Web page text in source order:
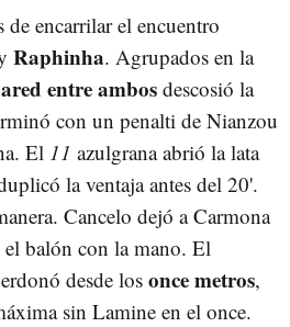
encarrilar el encuentro
Raphinha. Agrupados en la
entre ambos descosió la
con un penalti de Nianzou
El 11 azulgrana abrió la lata
la ventaja antes del 20'.
Cancelo dejó a Carmona
balón con la mano. El
desde los once metros,
sin Lamine en el once.